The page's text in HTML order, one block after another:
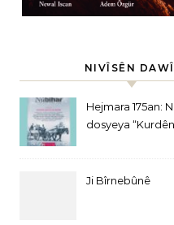
NIVÎSÊN DAWÎ
Hejmara 175an:
dosyeya
Ji Bîrnebûnê